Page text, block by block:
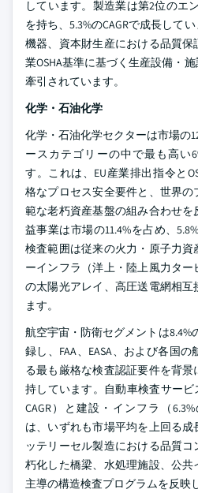
しています。製造業は第2位のエ
を持ち、5.3%のCAGRで成長して
機器、資本財生産における品質
業OSHA基準に基づく生産設備・
牽引されています。
化学・石油化学
化学・石油化学セクターは市場の
ースカテゴリーの中で最も高い
す。これは、EU産業排出指令と
格なプロセス安全要件と、世界
範な老朽資産基盤の組み合わせ
益事業は市場の11.4%を占め、
検査範囲は従来の火力・原子力
ーインフラ（洋上・陸上風力タ
の太陽光アレイ、高圧送電網相
ます。
航空宇宙・防衛セグメントは8.4%
録し、FAA、EASA、および各国
る最も厳格な検査認証要件を背
持しています。自動車検査サービ
CAGR）と建設・インフラ（6.3%
は、いずれも市場平均を上回る成
ッテリーセル製造における品質
朽化した橋梁、水処理施設、公
主導の構造検査プログラムを反映